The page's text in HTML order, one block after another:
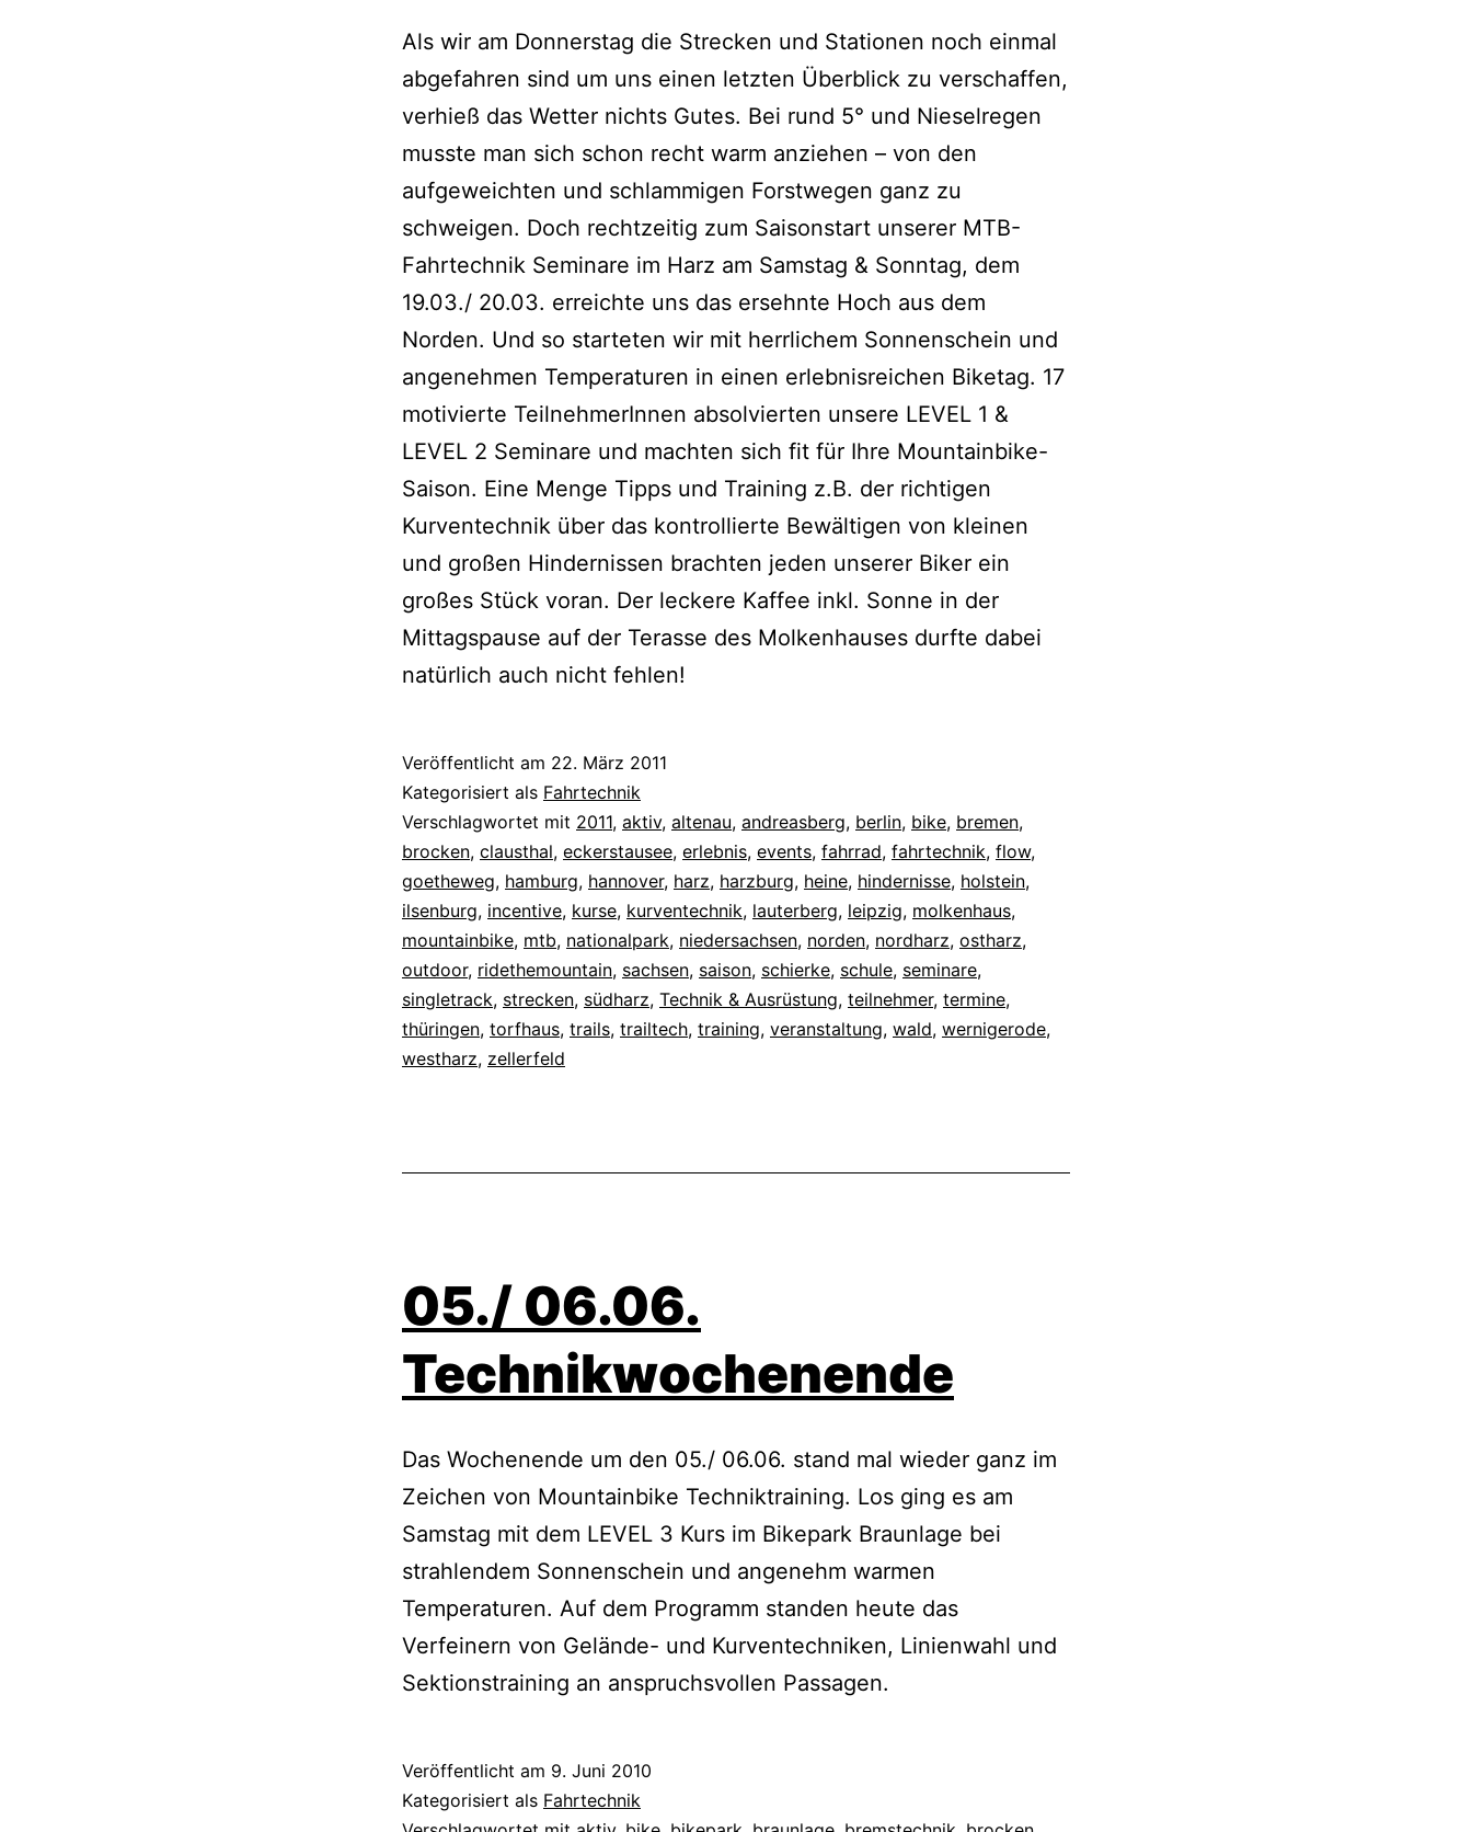
Als wir am Donnerstag die Strecken und Stationen noch einmal
abgefahren sind um uns einen letzten Überblick zu verschaffen,
verhieß das Wetter nichts Gutes. Bei rund 5° und Nieselregen
musste man sich schon recht warm anziehen – von den
aufgeweichten und schlammigen Forstwegen ganz zu
schweigen. Doch rechtzeitig zum Saisonstart unserer MTB-
Fahrtechnik Seminare im Harz am Samstag & Sonntag, dem
19.03./ 20.03. erreichte uns das ersehnte Hoch aus dem
Norden. Und so starteten wir mit herrlichem Sonnenschein und
angenehmen Temperaturen in einen erlebnisreichen Biketag. 17
motivierte TeilnehmerInnen absolvierten unsere LEVEL 1 &
LEVEL 2 Seminare und machten sich fit für Ihre Mountainbike-
Saison. Eine Menge Tipps und Training z.B. der richtigen
Kurventechnik über das kontrollierte Bewältigen von kleinen
und großen Hindernissen brachten jeden unserer Biker ein
großes Stück voran. Der leckere Kaffee inkl. Sonne in der
Mittagspause auf der Terasse des Molkenhauses durfte dabei
natürlich auch nicht fehlen!
Veröffentlicht am 22. März 2011
Kategorisiert als Fahrtechnik
Verschlagwortet mit 2011, aktiv, altenau, andreasberg, berlin, bike, bremen,
brocken, clausthal, eckerstausee, erlebnis, events, fahrrad, fahrtechnik, flow,
goetheweg, hamburg, hannover, harz, harzburg, heine, hindernisse, holstein,
ilsenburg, incentive, kurse, kurventechnik, lauterberg, leipzig, molkenhaus,
mountainbike, mtb, nationalpark, niedersachsen, norden, nordharz, ostharz,
outdoor, ridethemountain, sachsen, saison, schierke, schule, seminare,
singletrack, strecken, südharz, Technik & Ausrüstung, teilnehmer, termine,
thüringen, torfhaus, trails, trailtech, training, veranstaltung, wald, wernigerode,
westharz, zellerfeld
05./ 06.06.
Technikwochenende
Das Wochenende um den 05./ 06.06. stand mal wieder ganz im
Zeichen von Mountainbike Techniktraining. Los ging es am
Samstag mit dem LEVEL 3 Kurs im Bikepark Braunlage bei
strahlendem Sonnenschein und angenehm warmen
Temperaturen. Auf dem Programm standen heute das
Verfeinern von Gelände- und Kurventechniken, Linienwahl und
Sektionstraining an anspruchsvollen Passagen.
Veröffentlicht am 9. Juni 2010
Kategorisiert als Fahrtechnik